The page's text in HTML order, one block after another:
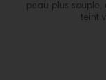
peau plus
teint